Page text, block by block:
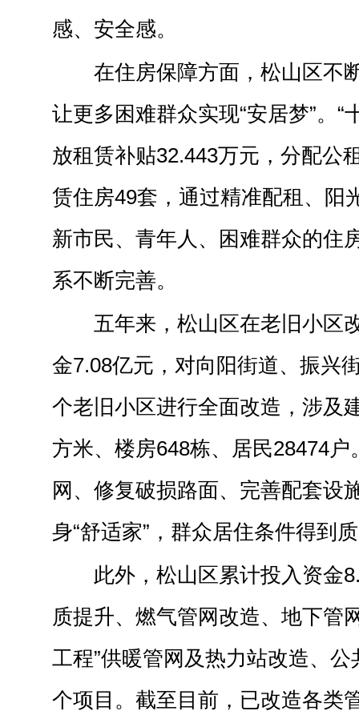
感、安全感。
在住房保障方面，松山区不
让更多困难群众实现“安居梦”。“
放租赁补贴32.443万元，分配公
赁住房49套，通过精准配租、阳
新市民、青年人、困难群众的住
系不断完善。
五年来，松山区在老旧小区
金7.08亿元，对向阳街道、振兴
个老旧小区进行全面改造，涉及
方米、楼房648栋、居民28474
网、修复破损路面、完善配套设
身“舒适家”，群众居住条件得到
此外，松山区累计投入资金
质提升、燃气管网改造、地下管
工程”供暖管网及热力站改造、
个项目。截至目前，已改造各类